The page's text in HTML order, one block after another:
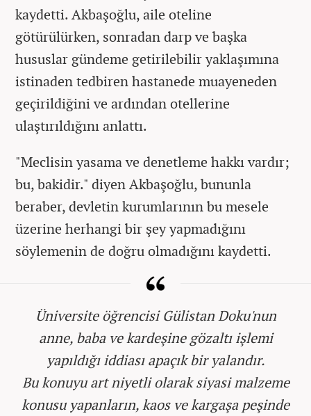
kaydetti. Akbaşoğlu, aile oteline
götürülürken, sonradan darp ve başka
hususlar gündeme getirilebilir yaklaşımına
istinaden tedbiren hastanede muayeneden
geçirildiğini ve ardından otellerine
ulaştırıldığını anlattı.
"Meclisin yasama ve denetleme hakkı vardır;
bu, bakidir." diyen Akbaşoğlu, bununla
beraber, devletin kurumlarının bu mesele
üzerine herhangi bir şey yapmadığını
söylemenin de doğru olmadığını kaydetti.
Üniversite öğrencisi Gülistan Doku'nun
anne, baba ve kardeşine gözaltı işlemi
yapıldığı iddiası apaçık bir yalandır.
Bu konuyu art niyetli olarak siyasi malzeme
konusu yapanların, kaos ve kargaşa peşinde